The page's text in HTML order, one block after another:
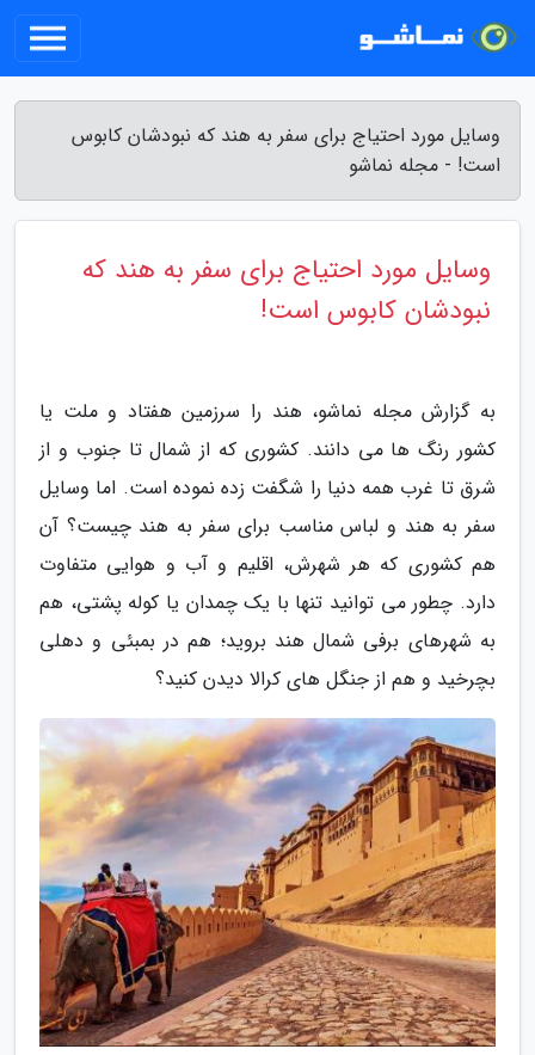
وسایل مورد احتیاج برای سفر به هند که نبودشان کابوس
است! - مجله نماشو
وسایل مورد احتیاج برای سفر به هند که
نبودشان کابوس است!
به گزارش مجله نماشو، هند را سرزمین هفتاد و ملت یا
کشور رنگ ها می دانند. کشوری که از شمال تا جنوب و از
شرق تا غرب همه دنیا را شگفت زده نموده است. اما وسایل
سفر به هند و لباس مناسب برای سفر به هند چیست؟ آن
هم کشوری که هر شهرش، اقلیم و آب و هوایی متفاوت
دارد. چطور می توانید تنها با یک چمدان یا کوله پشتی، هم
به شهرهای برفی شمال هند بروید؛ هم در بمبئی و دهلی
بچرخید و هم از جنگل های کرالا دیدن کنید؟